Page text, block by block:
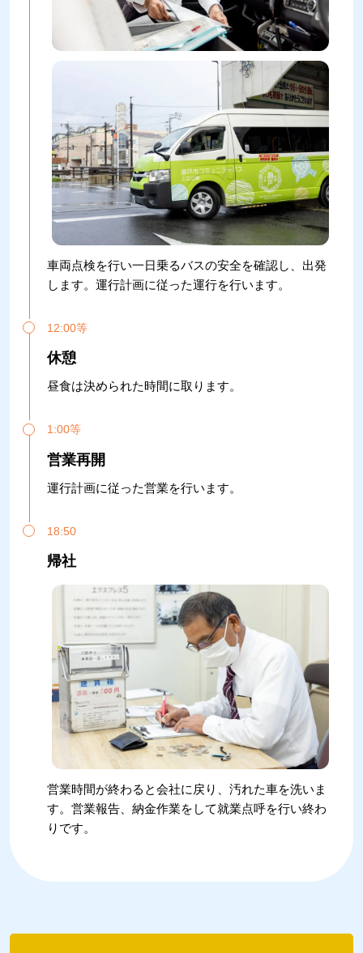
車両点検を行い一日乗るバスの安全を確認し、出発
します。運行計画に従った運行を行います。
12:00等
休憩
昼食は決められた時間に取ります。
1:00等
営業再開
運行計画に従った営業を行います。
18:50
帰社
営業時間が終わると会社に戻り、汚れた車を洗いま
す。営業報告、納金作業をして就業点呼を行い終わ
りです。